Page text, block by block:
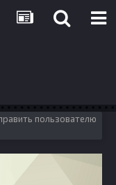
пользователю